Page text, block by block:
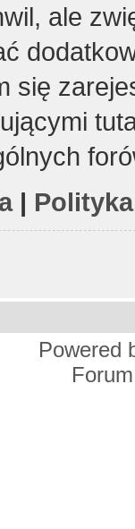
ale
się
|
Powered